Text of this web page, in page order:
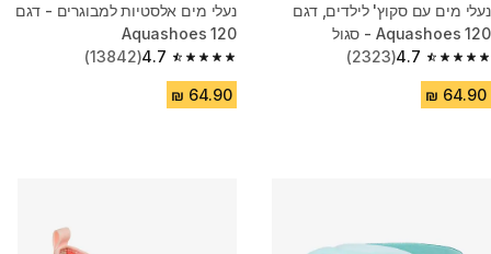
נעלי מים עם סקוץ' לילדים, דגם
Aquashoes 120 - סגול
4.7
4.7 out of 5 stars from 2323 reviews
(2323)
נעלי מים אלסטיות למבוגרים - דגם
‎Aquashoes 120
4.7
4.7 out of 5 stars from 13842 reviews
(13842)